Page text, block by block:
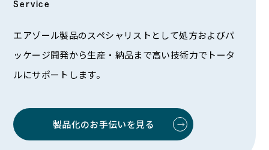
Service
エアゾール製品のスペシャリストとして処方およびパ
ッケージ開発から生産・納品まで高い技術力でトータ
ルにサポートします。
製品化のお手伝いを見る